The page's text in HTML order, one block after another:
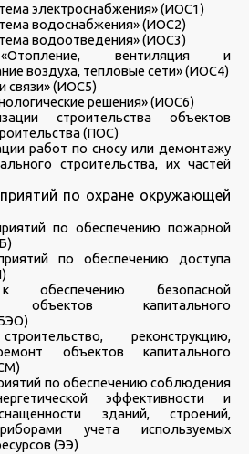
электроснабжения» (ИОС1)
водоснабжения» (ИОС2)
водоотведения» (ИОС3)
вентиляция и
воздуха, тепловые сети» (ИОС4)
связи» (ИОС5)
решения» (ИОС6)
строительства объектов
(ПОС)
работ по сносу или демонтажу
строительства, их частей
по охране окружающей
по обеспечению пожарной
по обеспечению доступа
обеспечению безопасной
объектов капитального
реконструкцию,
объектов капитального
по обеспечению соблюдения
эффективности и
зданий, строений,
учета используемых
(ЭЭ)